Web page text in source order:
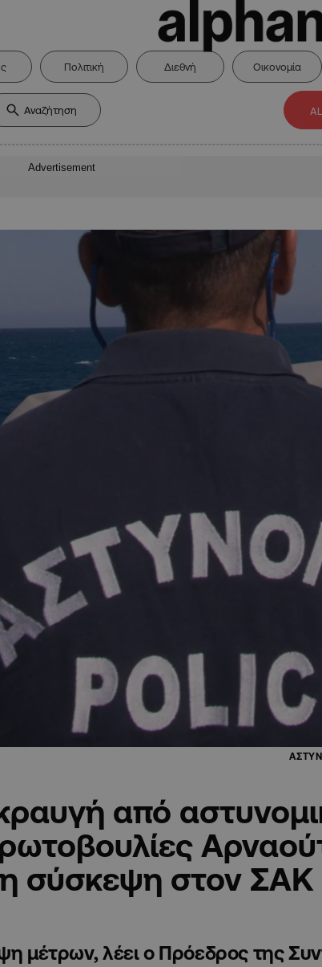
Πολιτική Διεθνή Οικονομία
Advertisement
από
σύσκεψη στον ΣΑΚ
μέτρων, λέει ο Πρόεδρος της